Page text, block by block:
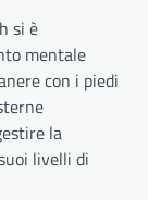
si è
mentale
con i piedi
la
livelli di